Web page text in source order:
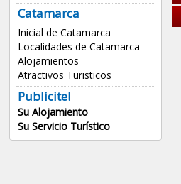
Catamarca
Inicial de Catamarca
Localidades de Catamarca
Alojamientos
Atractivos Turisticos
Publicite!
Su Alojamiento
Su Servicio Turístico